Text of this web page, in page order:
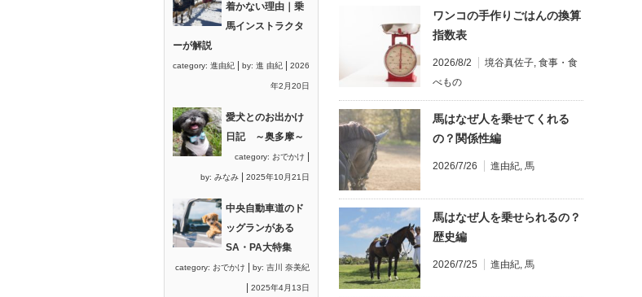
着かない理由｜乗
馬インストラクタ
ーが解説
category: 進由紀 by: 進 由紀 2026
年2月20日
愛犬とのお出かけ
日記 ～奥多摩～
category: おでかけ
by: みなみ 2025年10月21日
中央自動車道のド
ッグランがある
SA・PA大特集
category: おでかけ by: 吉川 奈美紀
2025年4月13日
ワンコの手作りごはんの換算
指数表
2026/8/2 境谷真佐子, 食事・食
べもの
馬はなぜ人を乗せてくれる
の？関係性編
2026/7/26 進由紀, 馬
馬はなぜ人を乗せられるの？
歴史編
2026/7/25 進由紀, 馬